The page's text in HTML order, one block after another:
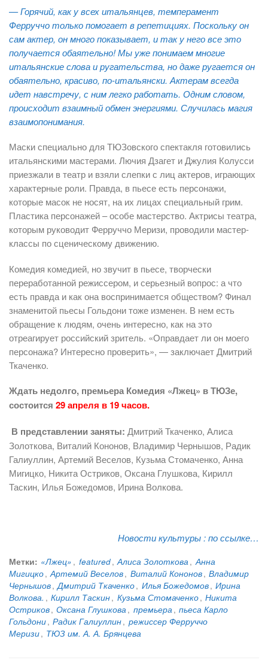
— Горячий, как у всех итальянцев, темперамент
Ферруччотолько помогает в репетициях. Поскольку он
сам актер, он много показывает, и так у него все это
получается обаятельно! Мы уже понимаем многие
итальянские слова и ругательства, но даже ругается он
обаятельно, красиво, по-итальянски. Актерам всегда
идет навстречу, с ним легко работать. Одним словом,
происходит взаимный обмен энергиями. Случилась магия
взаимопонимания.
Маски специально для ТЮЗовского спектакля готовились
итальянскими мастерами. Лючия Дзагет и Джулия Колусси
приезжали в театр и взяли слепки с лиц актеров, играющих
характерные роли. Правда, в пьесе есть персонажи,
которые масок не носят, на их лицах специальный грим.
Пластика персонажей – особе мастерство. Актрисы театра,
которым руководит Ферруччо Меризи, проводили мастер-
классы по сценическому движению.
Комедия комедией, но звучит в пьесе, творчески
переработанной режиссером, и серьезный вопрос: а что
есть правда и как она воспринимается обществом? Финал
знаменитой пьесы Гольдони тоже изменен. В нем есть
обращение к людям, очень интересно, как на это
отреагирует российский зритель. «Оправдает ли он моего
персонажа? Интересно проверить», — заключает Дмитрий
Ткаченко.
Ждать недолго, премьера Комедия «Лжец» в ТЮЗе,
состоится 29 апреля в 19 часов.
В представлении заняты: Дмитрий Ткаченко, Алиса
Золоткова, Виталий Кононов, Владимир Чернышов, Радик
Галиуллин, Артемий Веселов, Кузьма Стомаченко, Анна
Мигицко, Никита Остриков, Оксана Глушкова, Кирилл
Таскин, Илья Божедомов, Ирина Волкова.
Новости культуры :по ссылке…
Метки: «Лжец» , featured, Алиса Золоткова, Анна
Мигицко, Артемий Веселов, Виталий Кононов, Владимир
Чернышов, Дмитрий Ткаченко, Илья Божедомов, Ирина
Волкова. , Кирилл Таскин, Кузьма Стомаченко, Никита
Остриков, Оксана Глушкова, премьера, пьеса Карло
Гольдони, Радик Галиуллин, режиссер Ферруччо
Меризи, ТЮЗ им. А. А. Брянцева